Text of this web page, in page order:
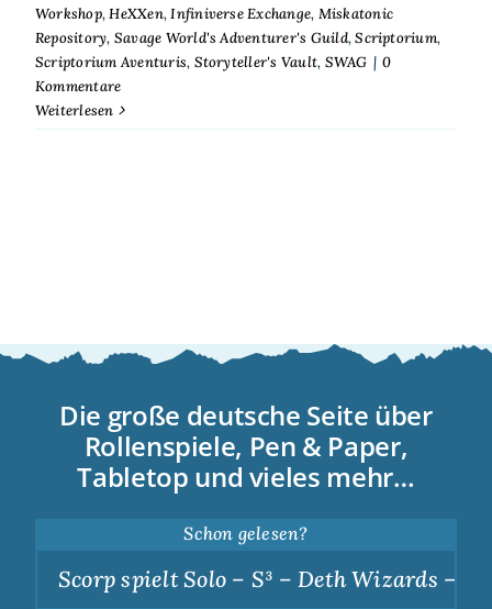
Workshop,HeXXen,Infiniverse Exchange, Miskatonic
Repository, Savage World's Adventurer's Guild,Scriptorium,
Scriptorium Aventuris, Storyteller's Vault, SWAG | 0
Kommentare
Weiterlesen
Die große deutsche Seite über
Rollenspiele, Pen & Paper,
Tabletop und vieles mehr…
Schon gelesen?
Scorp spielt Solo – S³ – Deth Wizards –